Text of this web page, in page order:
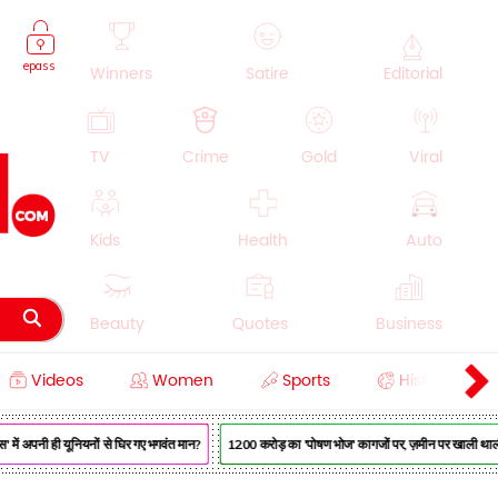
epass Winners Satire Editorial
TV Crime Gold Viral
Kids Health Auto
Beauty Quotes Business
Videos Women Sports History
ही यूनियनों से घिर गए भगवंत मान? ₹1200 करोड़ का 'पोषण भोज' कागजों पर, ज़मीन पर खाली